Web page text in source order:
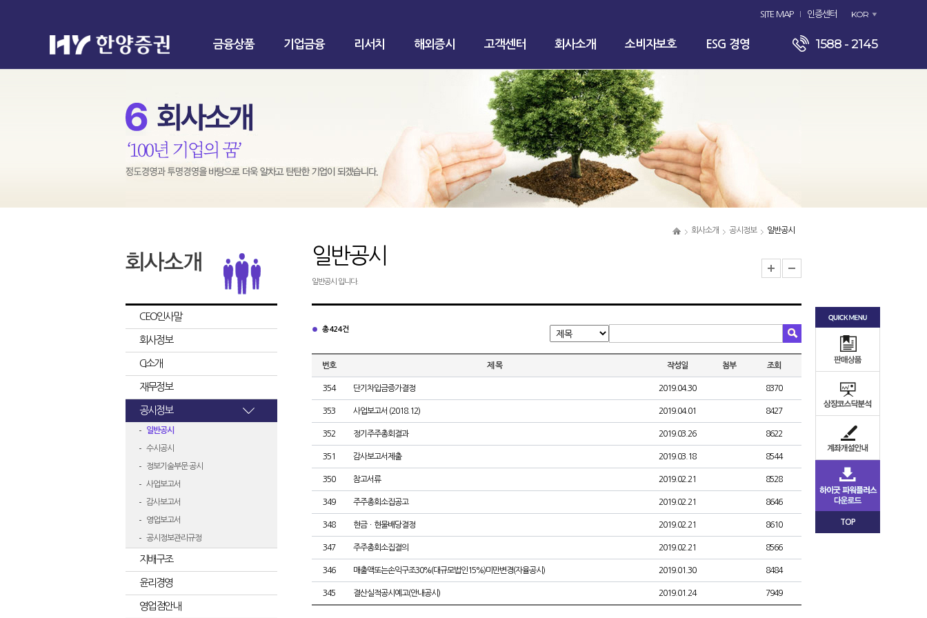
SITE MAP 인증센터 KOR
금융상품 기업금융 리서치 해외증시 고객센터 회사소개 소비자보호 ESG 경영 1588 - 2145
회사소개 공시정보 일반공시
CEO인사말
회사정보
CI소개
재무정보
공시정보
일반공시
수시공시
정보기술부문 공시
사업보고서
감사보고서
영업보고서
공시정보관리규정
지배구조
윤리경영
영업점안내
일반공시
일반공시 입니다.
총 424건
번호 제 목 작성일 첨부 조회
354 단기차입금증가결정 2019.04.30 8370
353 사업보고서 (2018.12) 2019.04.01 8427
352 정기주주총회결과 2019.03.26 8622
351 감사보고서제출 2019.03.18 8544
350 참고서류 2019.02.21 8528
349 주주총회소집공고 2019.02.21 8646
348 현금ㆍ현물배당결정 2019.02.21 8610
347 주주총회소집결의 2019.02.21 8566
346 매출액또는손익구조30%(대규모법인15%)미만변경(자율공시) 2019.01.30 8484
345 결산실적공시예고(안내공시) 2019.01.24 7949
TOP